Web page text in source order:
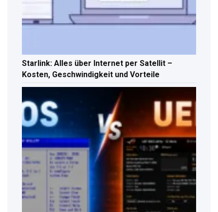
Starlink: Alles über Internet per Satellit –
Kosten, Geschwindigkeit und Vorteile